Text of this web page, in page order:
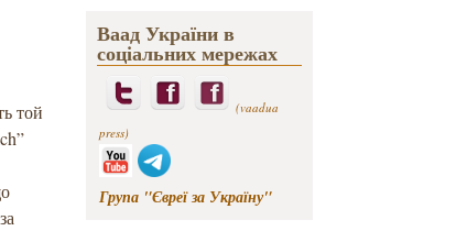
той
Ваад України в
соціальних мережах
(vaadua
press)
Група "Євреї за Україну"